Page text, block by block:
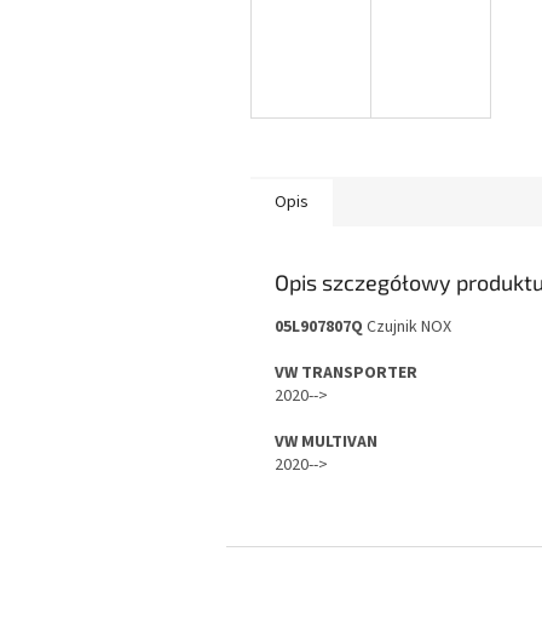
Opis
Opis szczegółowy
05L907807QCzujnik NOX
VW TRANSPORTER
2020-->
VW MULTIVAN
2020-->